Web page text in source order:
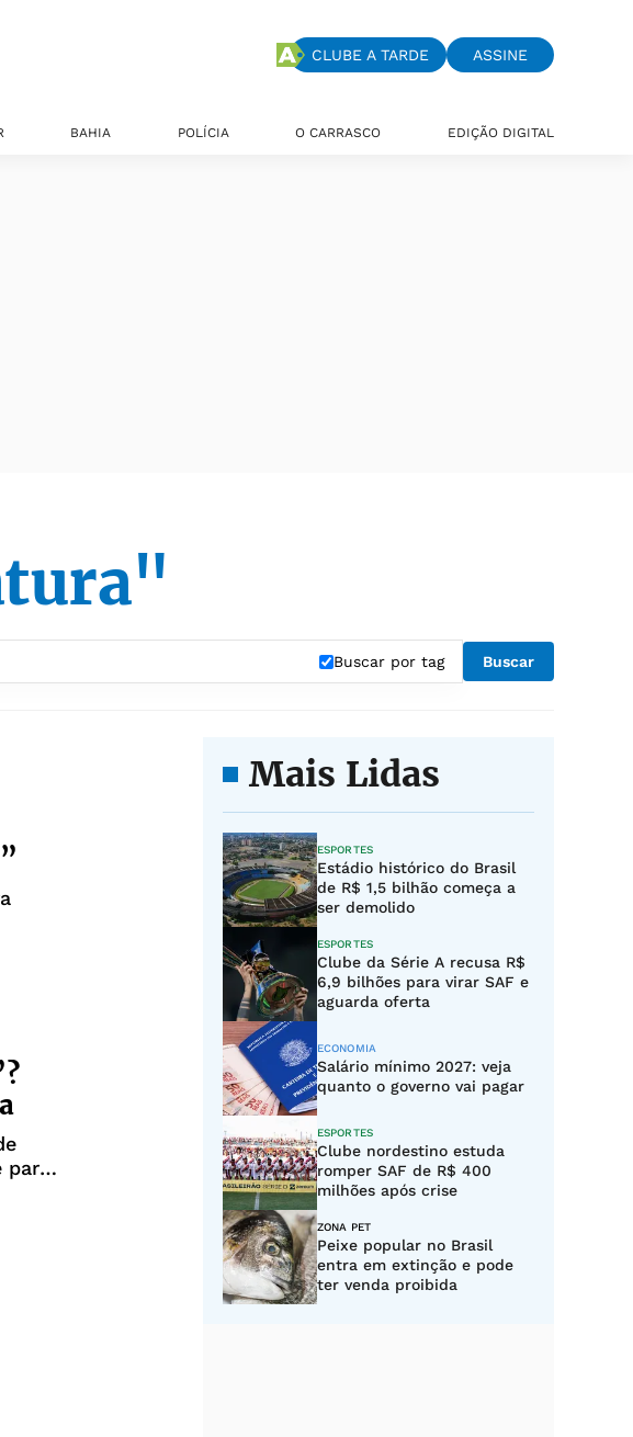
CLUBE A TARDE ASSINE
BAHIA POLÍCIA O CARRASCO EDIÇÃO DIGITAL
Buscar por tag Buscar
para
Mais Lidas
ESPORTES
Estádio histórico do Brasil
de R$ 1,5 bilhão começa a
ser demolido
ESPORTES
Clube da Série A recusa R$
6,9 bilhões para virar SAF e
aguarda oferta
ECONOMIA
Salário mínimo 2027: veja
quanto o governo vai pagar
ESPORTES
Clube nordestino estuda
romper SAF de R$ 400
milhões após crise
ZONA PET
Peixe popular no Brasil
entra em extinção e pode
ter venda proibida